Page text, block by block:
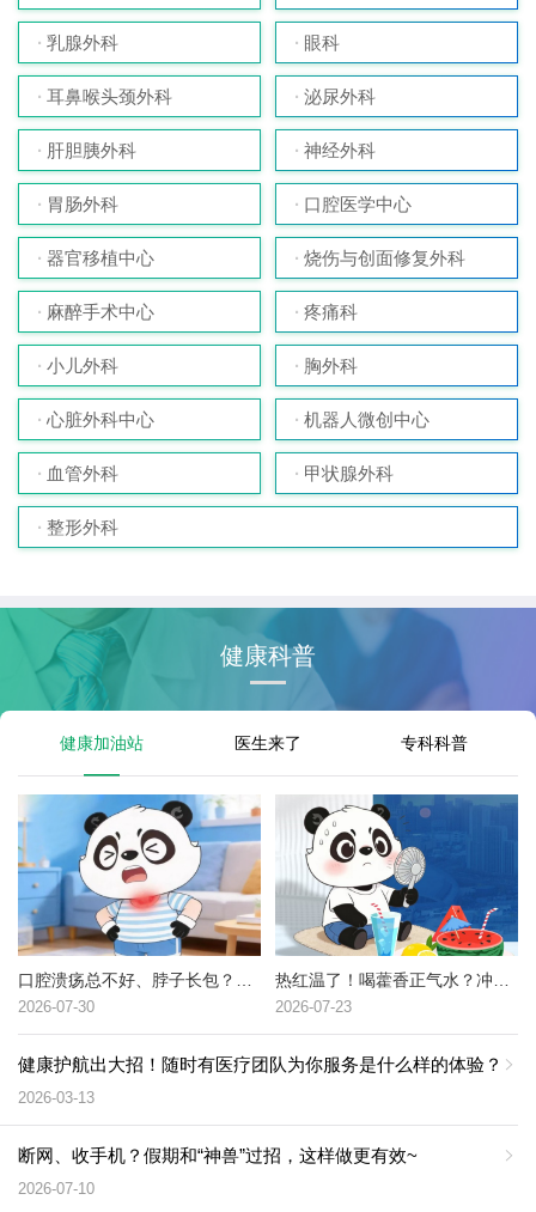
乳腺外科 眼科
耳鼻喉头颈外科 泌尿外科
肝胆胰外科 神经外科
胃肠外科 口腔医学中心
器官移植中心 烧伤与创面修复外科
麻醉手术中心 疼痛科
小儿外科 胸外科
心脏外科中心 机器人微创中心
血管外科 甲状腺外科
整形外科
健康科普
健康加油站 医生来了 专科科普
2026-07-30 2026-07-23
健康护航出大招！随时有医疗团队为你服务是什么样的体验？
2026-03-13
断网、收手机？假期和“神兽”过招，这样做更有效~
2026-07-10